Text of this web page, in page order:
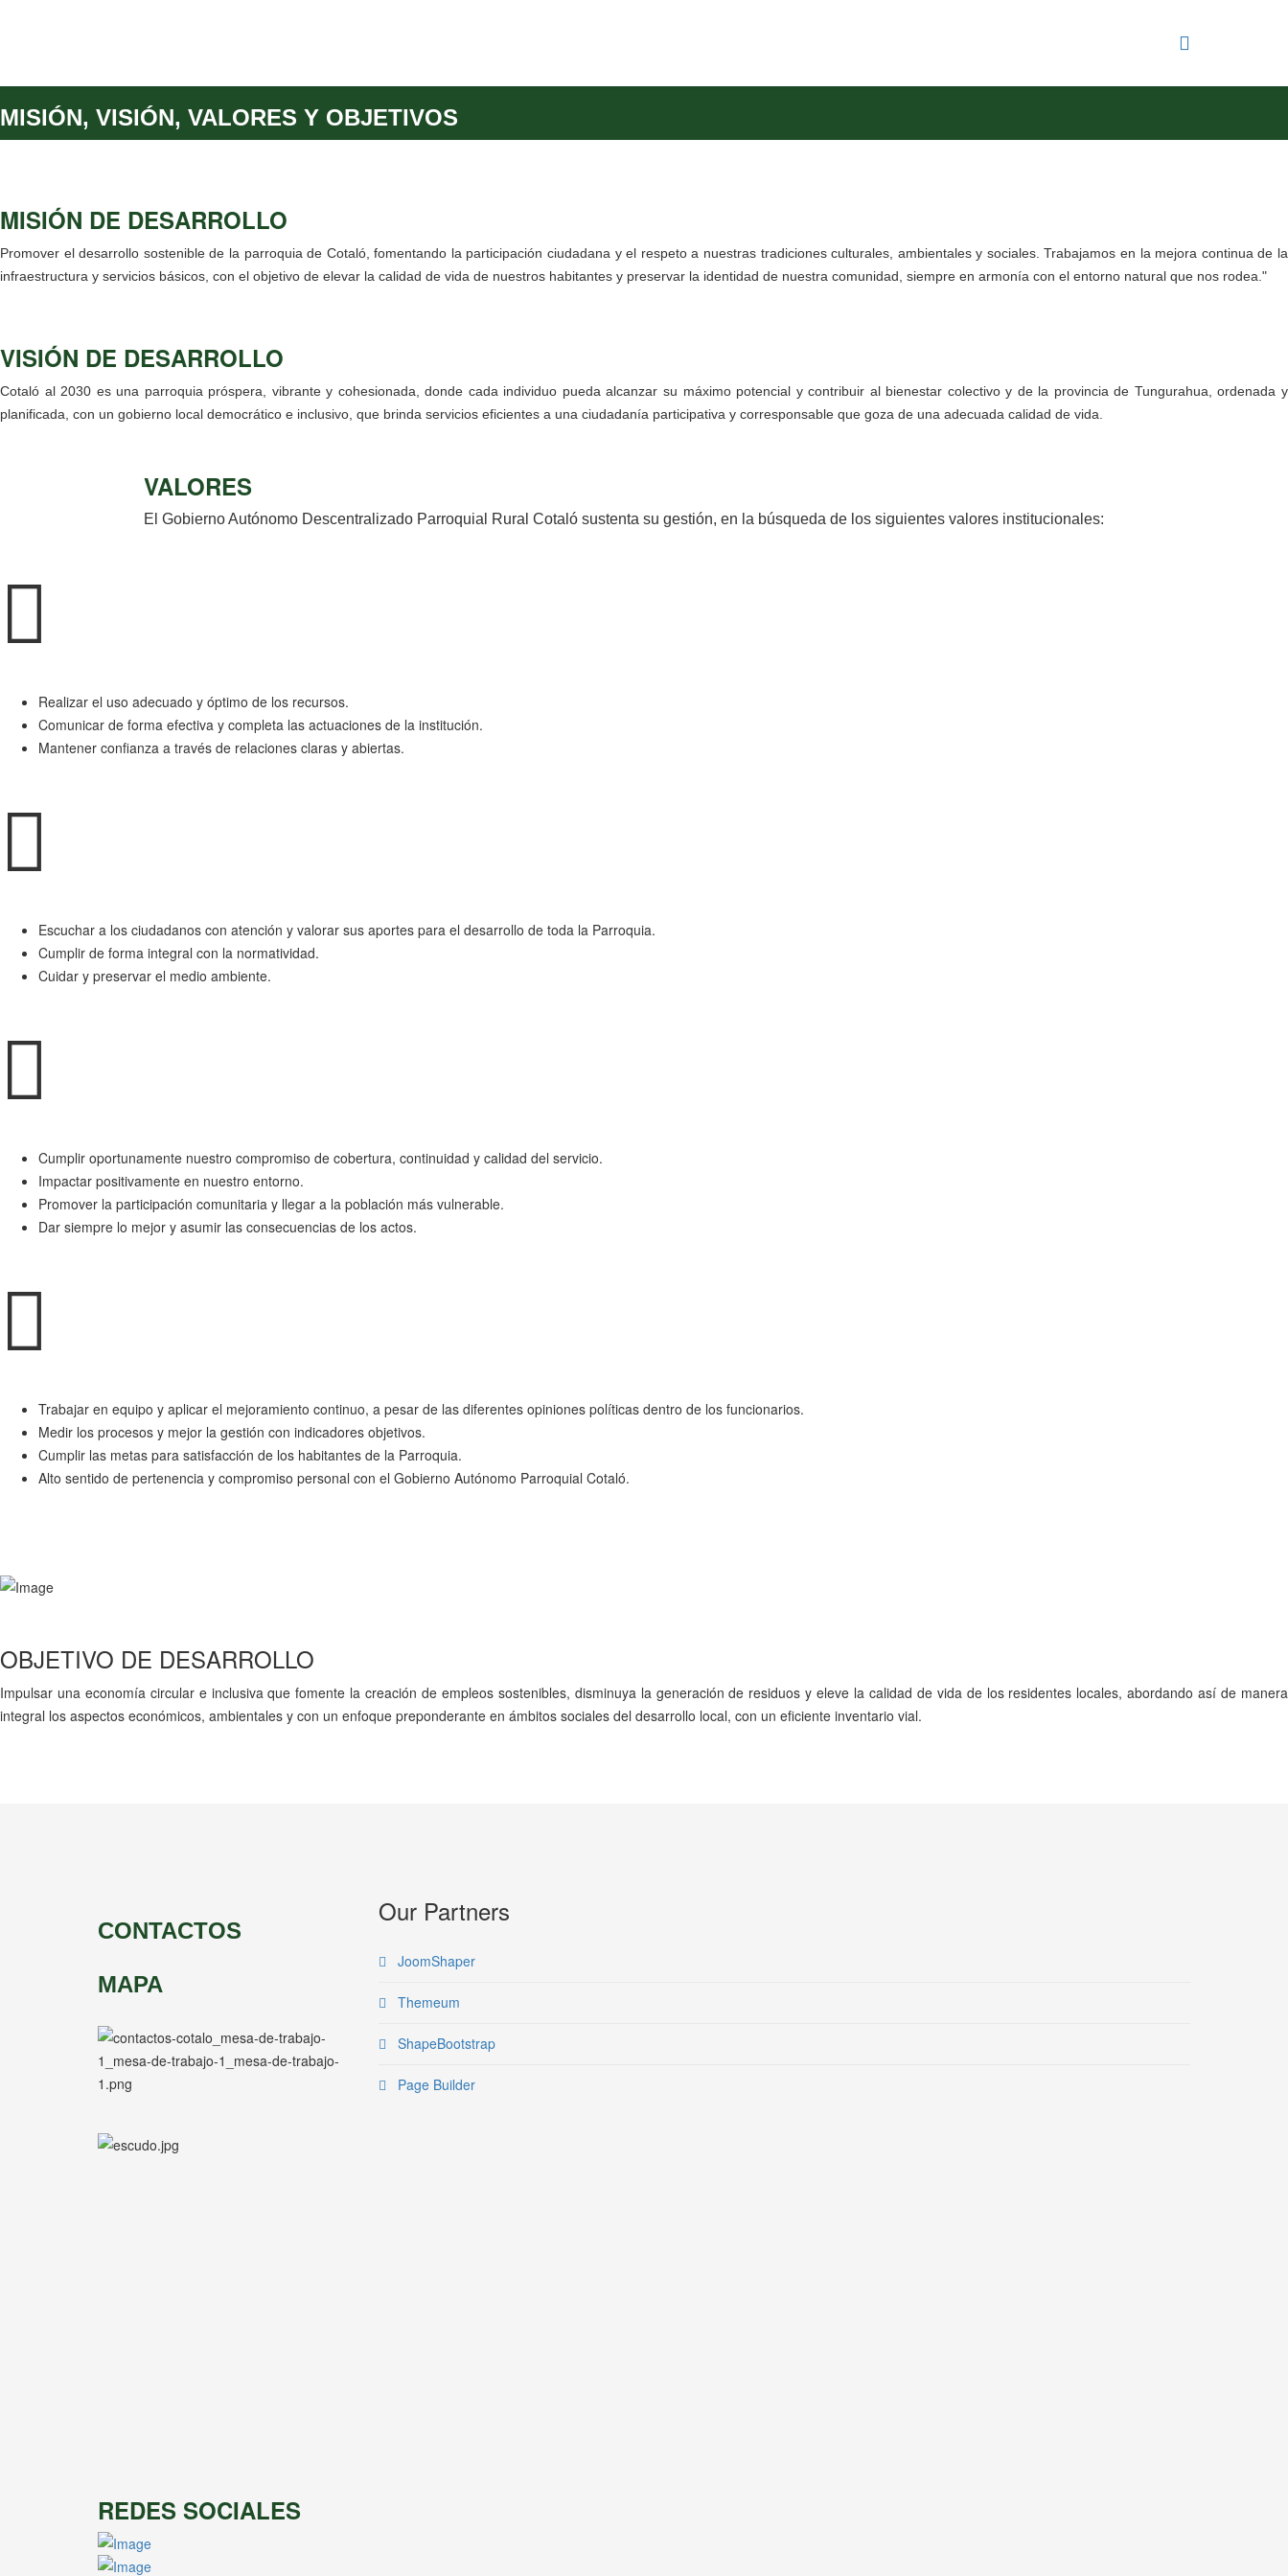
MISIÓN, VISIÓN, VALORES Y OBJETIVOS
MISIÓN DE DESARROLLO
Promover el desarrollo sostenible de la parroquia de Cotaló, fomentando la participación ciudadana y el respeto a nuestras tradiciones culturales, ambientales y sociales. Trabajamos en la mejora continua de la
infraestructura y servicios básicos, con el objetivo de elevar la calidad de vida de nuestros habitantes y preservar la identidad de nuestra comunidad, siempre en armonía con el entorno natural que nos rodea."
VISIÓN DE DESARROLLO
Cotaló al 2030 es una parroquia próspera, vibrante y cohesionada, donde cada individuo pueda alcanzar su máximo potencial y contribuir al bienestar colectivo y de la provincia de Tungurahua, ordenada y
planificada, con un gobierno local democrático e inclusivo, que brinda servicios eficientes a una ciudadanía participativa y corresponsable que goza de una adecuada calidad de vida.
VALORES
El Gobierno Autónomo Descentralizado Parroquial Rural Cotaló sustenta su gestión, en la búsqueda de los siguientes valores institucionales:
Realizar el uso adecuado y óptimo de los recursos.
Comunicar de forma efectiva y completa las actuaciones de la institución.
Mantener confianza a través de relaciones claras y abiertas.
Escuchar a los ciudadanos con atención y valorar sus aportes para el desarrollo de toda la Parroquia.
Cumplir de forma integral con la normatividad.
Cuidar y preservar el medio ambiente.
Cumplir oportunamente nuestro compromiso de cobertura, continuidad y calidad del servicio.
Impactar positivamente en nuestro entorno.
Promover la participación comunitaria y llegar a la población más vulnerable.
Dar siempre lo mejor y asumir las consecuencias de los actos.
Trabajar en equipo y aplicar el mejoramiento continuo, a pesar de las diferentes opiniones políticas dentro de los funcionarios.
Medir los procesos y mejor la gestión con indicadores objetivos.
Cumplir las metas para satisfacción de los habitantes de la Parroquia.
Alto sentido de pertenencia y compromiso personal con el Gobierno Autónomo Parroquial Cotaló.
OBJETIVO DE DESARROLLO
Impulsar una economía circular e inclusiva que fomente la creación de empleos sostenibles, disminuya la generación de residuos y eleve la calidad de vida de los residentes locales, abordando así de manera
integral los aspectos económicos, ambientales y con un enfoque preponderante en ámbitos sociales del desarrollo local, con un eficiente inventario vial.
CONTACTOS
MAPA
REDES SOCIALES
Our Partners
JoomShaper
Themeum
ShapeBootstrap
Page Builder